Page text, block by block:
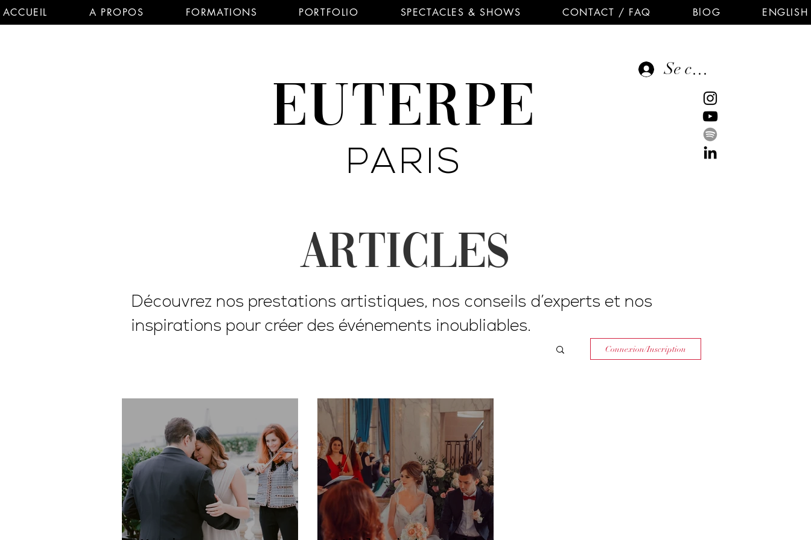
ACCUEIL A PROPOS FORMATIONS PORTFOLIO SPECTACLES & SHOWS CONTACT / FAQ BlOG ENGLISH
EUTERPE
Se connecter
PARIS
ARTICLES
Connexion/Inscription
Découvrez nos prestations artistiques, nos conseils d’experts et nos
inspirations pour créer des événements inoubliables.